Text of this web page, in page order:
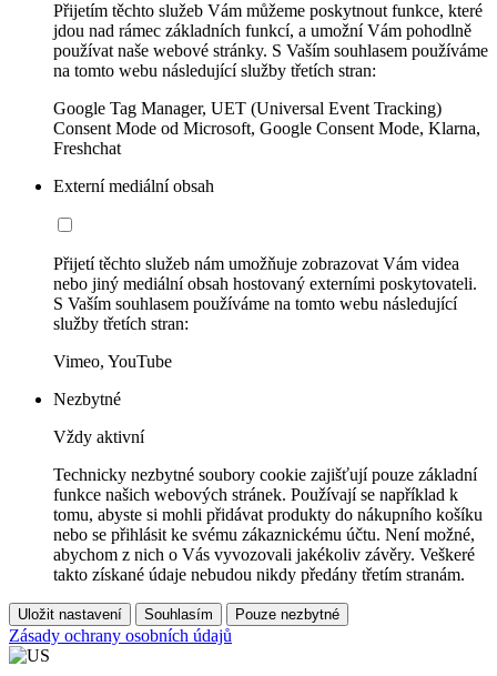
Přijetím těchto služeb Vám můžeme poskytnout funkce, které
jdou nad rámec základních funkcí, a umožní Vám pohodlně
používat naše webové stránky. S Vaším souhlasem používáme
na tomto webu následující služby třetích stran:
Google Tag Manager, UET (Universal Event Tracking)
Consent Mode od Microsoft, Google Consent Mode, Klarna,
Freshchat
Externí mediální obsah
Přijetí těchto služeb nám umožňuje zobrazovat Vám videa
nebo jiný mediální obsah hostovaný externími poskytovateli.
S Vaším souhlasem používáme na tomto webu následující
služby třetích stran:
Vimeo, YouTube
Nezbytné
Vždy aktivní
Technicky nezbytné soubory cookie zajišťují pouze základní
funkce našich webových stránek. Používají se například k
tomu, abyste si mohli přidávat produkty do nákupního košíku
nebo se přihlásit ke svému zákaznickému účtu. Není možné,
abychom z nich o Vás vyvozovali jakékoliv závěry. Veškeré
takto získané údaje nebudou nikdy předány třetím stranám.
Uložit nastavení Souhlasím Pouze nezbytné
Zásady ochrany osobních údajů